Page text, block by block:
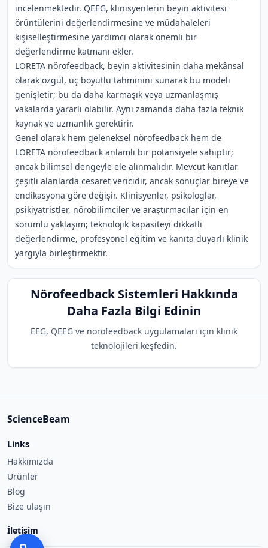
incelenmektedir. QEEG, klinisyenlerin beyin aktivitesi
örüntülerini değerlendirmesine ve müdahaleleri
kişiselleştirmesine yardımcı olarak önemli bir
değerlendirme katmanı ekler.
LORETA nörofeedback, beyin aktivitesinin daha mekânsal
olarak özgül, üç boyutlu tahminini sunarak bu modeli
genişletir; bu da daha karmaşık veya uzmanlaşmış
vakalarda yararlı olabilir. Aynı zamanda daha fazla teknik
kaynak ve uzmanlık gerektirir.
Genel olarak hem geleneksel nörofeedback hem de
LORETA nörofeedback anlamlı bir potansiyele sahiptir;
ancak bilimsel dengeyle ele alınmalıdır. Mevcut kanıtlar
çeşitli alanlarda cesaret vericidir, ancak sonuçlar bireye ve
endikasyona göre değişir. Klinisyenler, psikologlar,
psikiyatristler, nörobilimciler ve araştırmacılar için en
sorumlu yaklaşım; teknolojik kapasiteyi dikkatli
değerlendirme, profesyonel eğitim ve kanıta duyarlı klinik
yargıyla birleştirmektir.
Nörofeedback Sistemleri Hakkında
Daha Fazla Bilgi Edinin
EEG, QEEG ve nörofeedback uygulamaları için klinik
teknolojileri keşfedin.
ScienceBeam
Links
Hakkımızda
Ürünler
Blog
Bize ulaşın
İletişim